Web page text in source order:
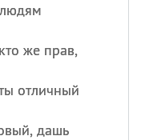
людям
же прав,
отличный
дашь